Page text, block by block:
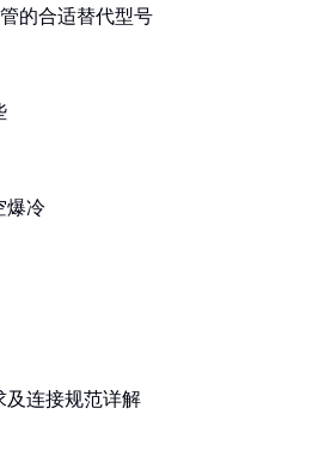
的合适替代型号
爆冷
及连接规范详解